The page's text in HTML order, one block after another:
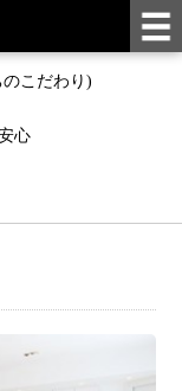
こだわり)
安心